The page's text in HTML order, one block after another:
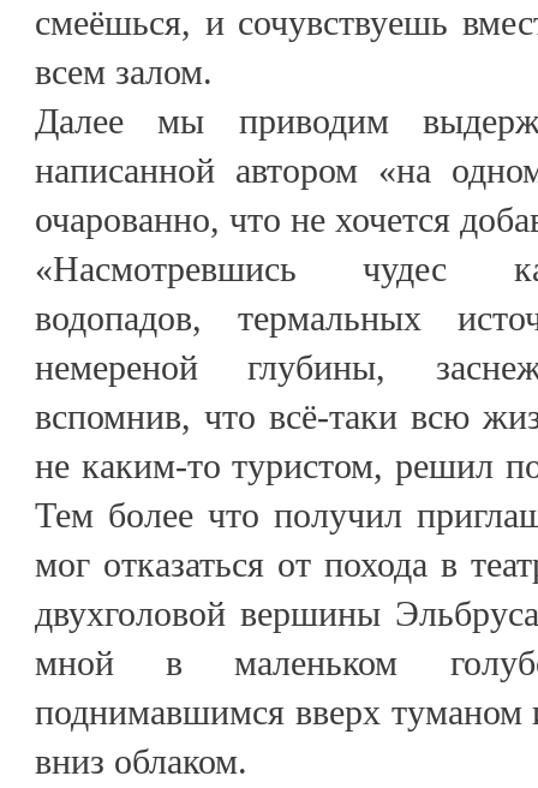
смеёшься, и сочувствуешь
всем залом.
Далее мы приводим
написанной автором «на
очарованно, что не хочется
«Насмотревшись чудес
водопадов, термальных
немереной глубины,
вспомнив, что всё-таки всю
не каким-то туристом, решил
Тем более что получил
мог отказаться от похода в
двухголовой вершины
мной в маленьком
поднимавшимся вверх
вниз облаком.